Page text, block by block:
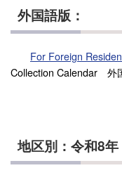
外国語版：
For Foreign
Collection Calendar 外
地区別：令和8